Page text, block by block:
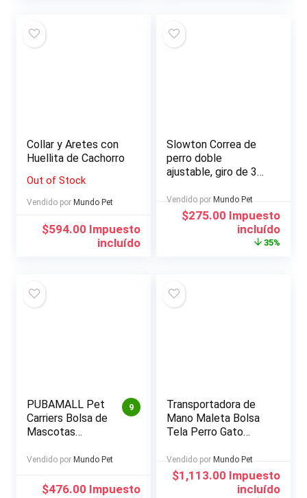
Collar y Aretes con
Huellita de Cachorro
Out of Stock
Vendido por Mundo Pet
$594.00 Impuesto
incluído
Slowton Correa de
perro doble
ajustable, giro de 360
caminando y
entrenando con
Vendido por Mundo Pet
El
$275.00El
precio
actual
Impuesto
incluído
35%
9
PUBAMALL Pet
Carriers Bolsa de
Mascotas
para Perros y
Vendido por Mundo Pet
$476.00 Impuesto
Transportadora de
Mano Maleta Bolsa
Tela Perro Gato
Vendido por Mundo Pet
El
$1,113.00El
precio
Impuesto
incluído